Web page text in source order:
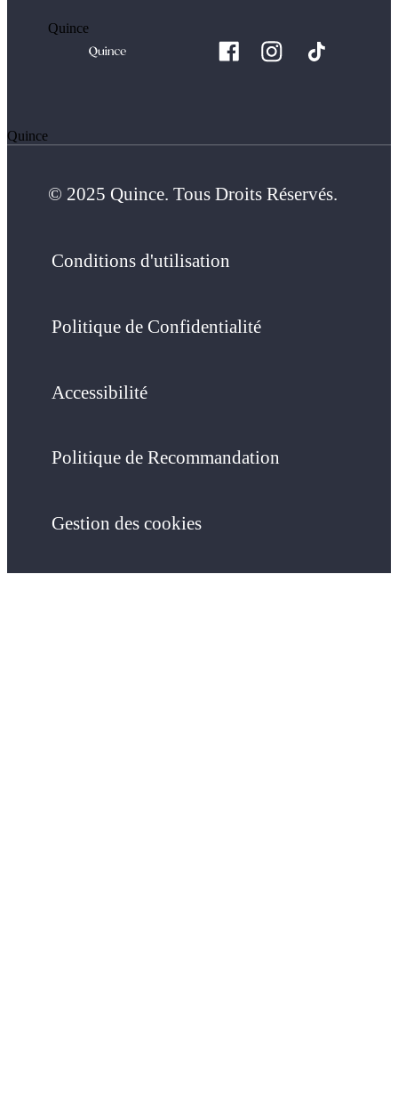
Quince
Quince
© 2025 Quince. Tous Droits Réservés.
Conditions d'utilisation
Politique de Confidentialité
Accessibilité
Politique de Recommandation
Gestion des cookies